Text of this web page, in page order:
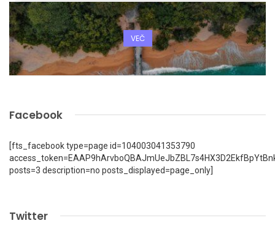
VEČ
Facebook
[fts_facebook type=page id=104003041353790
posts=3 description=no posts_displayed=page_only]
Twitter